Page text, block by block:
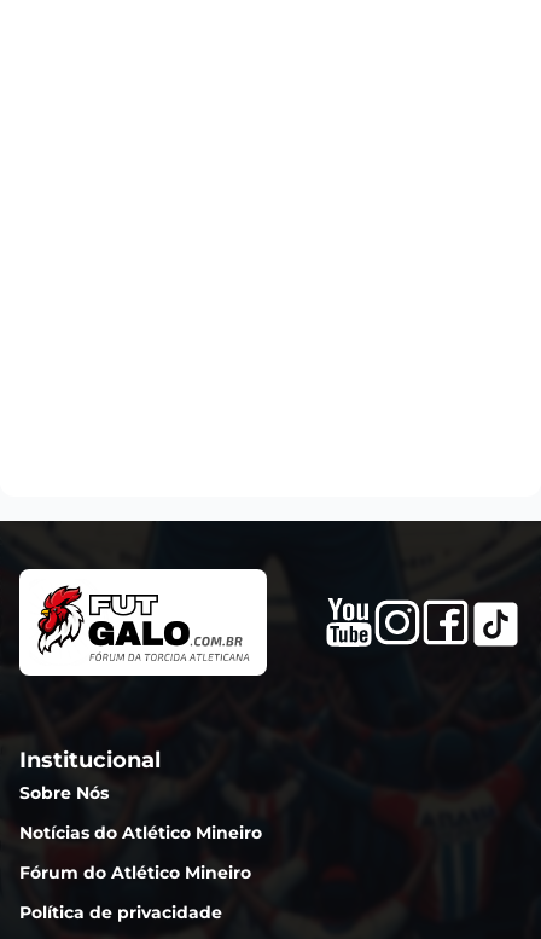
Institucional
Sobre Nós
Notícias do Atlético Mineiro
Fórum do Atlético Mineiro
Política de privacidade